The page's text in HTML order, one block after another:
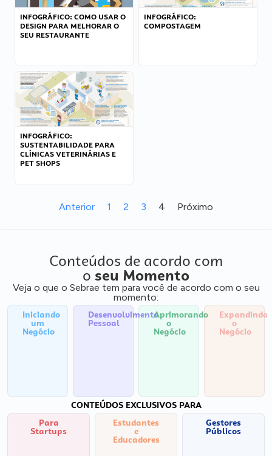
INFOGRÁFICO: COMO USAR O
DESIGN PARA MELHORAR O
SEU RESTAURANTE
INFOGRÁFICO:
COMPOSTAGEM
INFOGRÁFICO:
SUSTENTABILIDADE PARA
CLÍNICAS VETERINÁRIAS E
PET SHOPS
Anterior 1 2 3 4 Próximo
Conteúdos de acordo com
o seu Momento
Veja o que o Sebrae tem para você de acordo com o seu
momento:
Iniciando
um
Negócio
Desenvolvimento
Pessoal
Aprimorando
o
Negócio
Expandindo
o
Negócio
CONTEÚDOS EXCLUSIVOS PARA
Para
Startups
Estudantes
e
Educadores
Gestores
Públicos